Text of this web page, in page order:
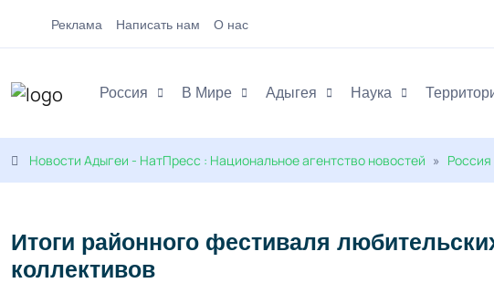
Реклама Написать нам О нас
Россия В Мире Адыгея Наука
Новости Адыгеи - НатПресс : Национальное агентство новостей » Россия
Итоги районного фестиваля
коллективов